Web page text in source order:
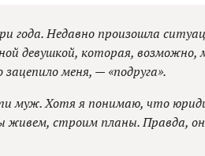
Недавно произошла
девушкой, которая, возможно,
зацепило меня, — «подруга».
муж. Хотя я понимаю, что
живем, строим планы. Правда,